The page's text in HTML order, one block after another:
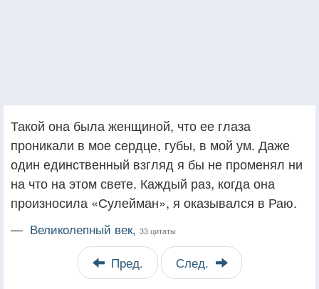
Такой она была женщиной, что ее глаза
проникали в мое сердце, губы, в мой ум. Даже
один единственный взгляд я бы не променял ни
на что на этом свете. Каждый раз, когда она
произносила «Сулейман», я оказывался в Раю.
— Великолепный век, 33 цитаты
Пред. След.